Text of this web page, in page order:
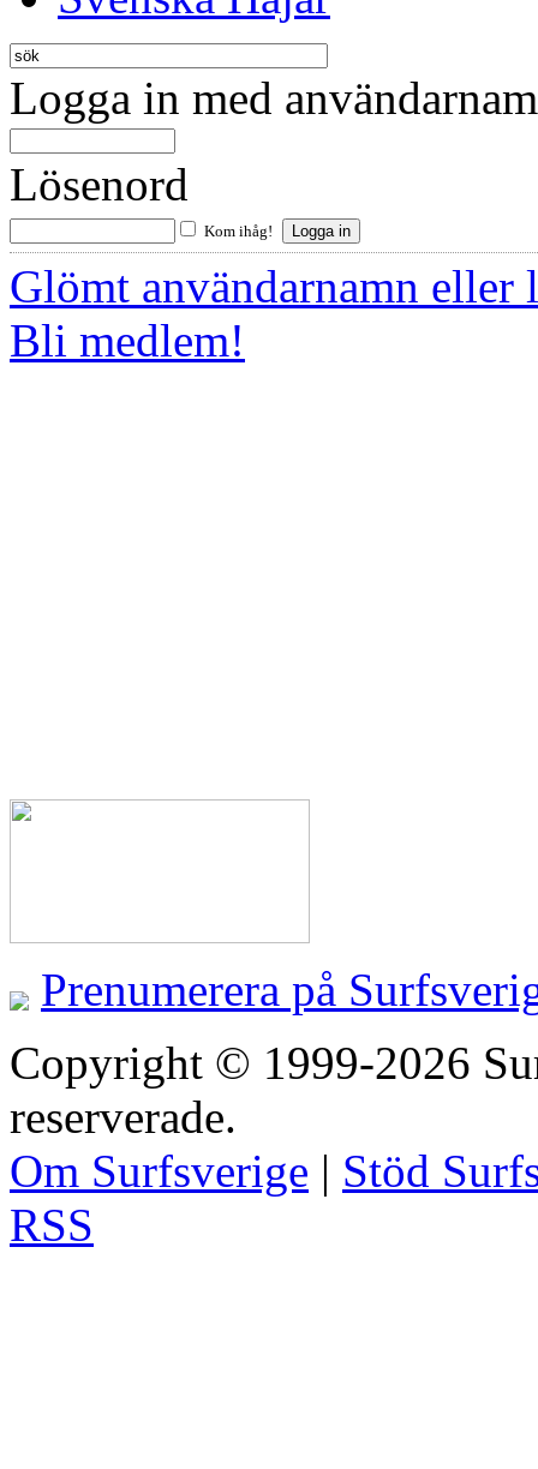
Logga in med
Lösenord
Kom ihåg!
Glömt användarnamn eller
Bli medlem!
Prenumerera på
Copyright © 1999-2026
reserverade.
Om Surfsverige | Stöd
RSS